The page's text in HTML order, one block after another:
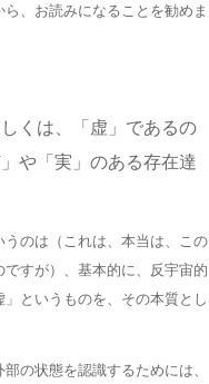
、お読みになることを勧めま
くは、「虚」であるの
や「実」のある存在達
のは（これは、本当は、この
すが）、基本的に、反宇宙的
というものを、その本質とし
の状態を認識するためには、